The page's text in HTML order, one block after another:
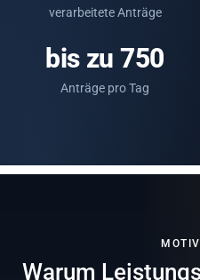
verarbeitete Anträge
bis zu 750
Anträge pro Tag
Warum